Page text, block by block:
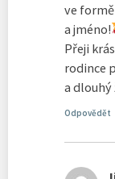
ve
a jméno!
Přeji
rodince
a
Odpovědět